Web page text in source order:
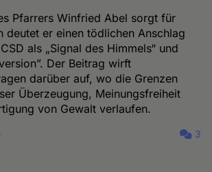
Pfarrers Winfried Abel sorgt für
deutet er einen tödlichen Anschlag
als „Signal des Himmels“ und
Der Beitrag wirft
darüber auf, wo die Grenzen
Überzeugung, Meinungsfreiheit
von Gewalt verlaufen.
3